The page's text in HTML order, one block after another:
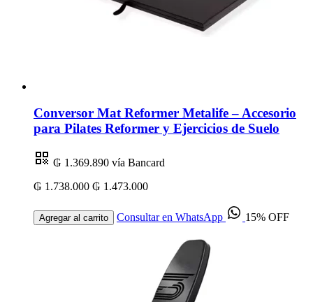
Conversor Mat Reformer Metalife – Accesorio
para Pilates Reformer y Ejercicios de Suelo
₲ 1.369.890 vía Bancard
₲ 1.738.000 ₲ 1.473.000
Agregar al carrito Consultar en WhatsApp 15% OFF